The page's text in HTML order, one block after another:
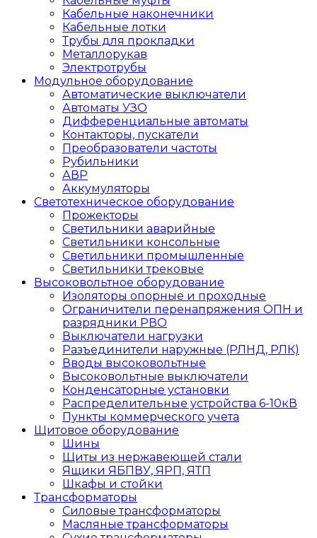
Кабельные наконечники
Кабельные лотки
Трубы для прокладки
Металлорукав
Электротрубы
Модульное оборудование
Автоматические выключатели
Автоматы УЗО
Дифференциальные автоматы
Контакторы, пускатели
Преобразователи частоты
Рубильники
АВР
Аккумуляторы
Светотехническое оборудование
Прожекторы
Светильники аварийные
Светильники консольные
Светильники промышленные
Светильники трековые
Высоковольтное оборудование
Изоляторы опорные и проходные
Ограничители перенапряжения ОПН и
разрядники РВО
Выключатели нагрузки
Разъединители наружные (РЛНД, РЛК)
Вводы высоковольтные
Высоковольтные выключатели
Конденсаторные установки
Распределительные устройства 6-10кВ
Пункты коммерческого учета
Щитовое оборудование
Шины
Щиты из нержавеющей стали
Ящики ЯБПВУ, ЯРП, ЯТП
Шкафы и стойки
Трансформаторы
Силовые трансформаторы
Масляные трансформаторы